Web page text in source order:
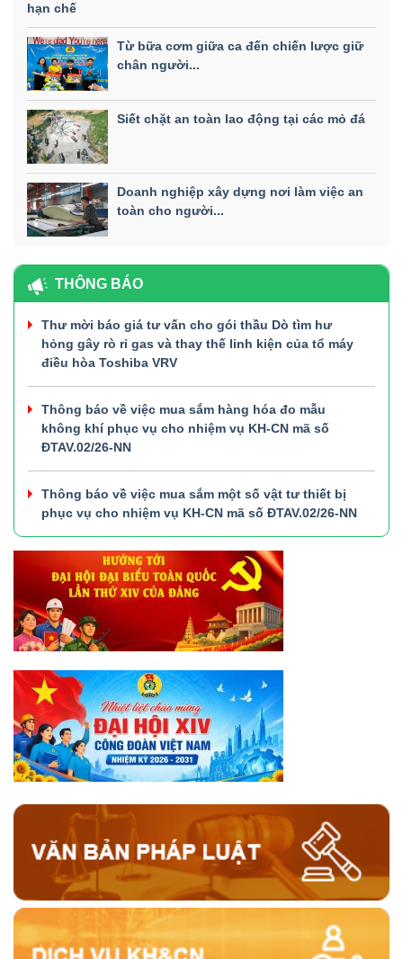
hạn chế
Từ bữa cơm giữa ca đến chiến lược giữ
chân người...
Siết chặt an toàn lao động tại các mỏ đá
Doanh nghiệp xây dựng nơi làm việc an
toàn cho người...
THÔNG BÁO
Thư mời báo giá tư vấn cho gói thầu Dò tìm hư
hỏng gây rò rỉ gas và thay thế linh kiện của tổ máy
điều hòa Toshiba VRV
Thông báo về việc mua sắm hàng hóa đo mẫu
không khí phục vụ cho nhiệm vụ KH-CN mã số
ĐTAV.02/26-NN
Thông báo về việc mua sắm một số vật tư thiết bị
phục vụ cho nhiệm vụ KH-CN mã số ĐTAV.02/26-NN